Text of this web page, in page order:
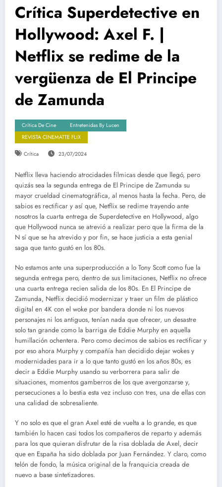
Crítica Superdetective en
Hollywood: Axel F. |
Netflix se redime de la
vergüenza de El Principe
de Zamunda
Crítica De Cine
Entretenidas By Lucen
REVISTA CINEMATTE FLIX
Crítica 23/07/2024
Netflix lleva haciendo atrocidades fílmicas desde que llegó, pero
quizás sea la segunda entrega de El Principe de Zamunda su
mayor crueldad cinematográfica, al menos hasta la fecha. Pero, de
sabios es rectificar y así que, Netflix se redime trayendo ante
nosotros la cuarta entrega de Superdetective en Hollywood, algo
que Hollywood nunca se atrevió a realizar pero que la firma de la
N sí que se ha atrevido y por fin, se hace justicia a esta genial
saga que tanto gustó en los 80s.
No estamos ante una superproducción a lo Tony Scott como fue la
segunda entrega pero, dentro de sus limitaciones, Netflix no ofrece
una cuarta entrega recien salida de los 80s. En El Principe de
Zamunda, Netflix decidió modernizar y traer un film de plástico
digital en 4K con el woke por bandera donde ni los nuevos
personajes ni los antiguos, tenían nada que ofrecer, un desastre
solo tan grande como la barriga de Eddie Murphy en aquella
humillación ochentera. Pero como decimos de sabios es rectificar y
por eso ahora Murphy y compañía han decidido dejar wokes y
modernidades para ir a lo que tanto gustó en los años 80s, es
decir a Eddie Murphy usando su verborrera para salir de
situaciones, momentos gamberros de los que avergonzarse y,
persecuciones a lo bestia esta vez incluso con tres, una de ellas con
una calidad de sobresaliente.
Y no solo es que el gran Axel esté de vuelta a lo grande, es que
también lo hacen casi todos los compañeros de reparto y además
para los que quieran disfrutar de la risa doblada de Axel, decir
que en España ha sido doblada por Juan Fernández. Y claro, como
telón de fondo, la música original de la franquicia creada de
nuevo a base sintetizadores.